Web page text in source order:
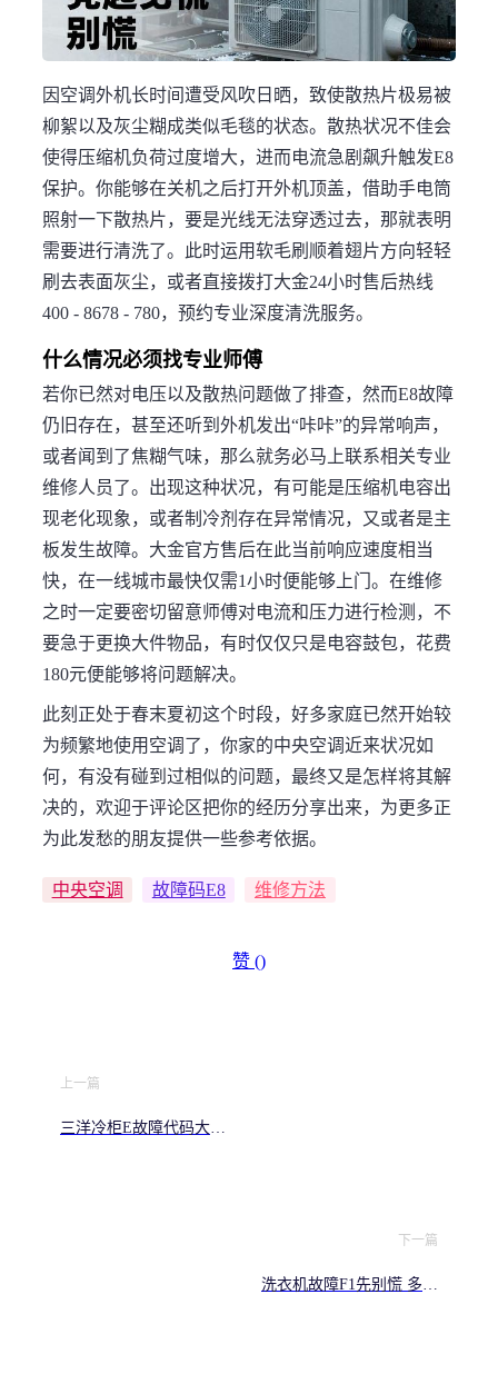
因空调外机长时间遭受风吹日晒，致使散热片极易被
柳絮以及灰尘糊成类似毛毯的状态。散热状况不佳会
使得压缩机负荷过度增大，进而电流急剧飙升触发E8
保护。你能够在关机之后打开外机顶盖，借助手电筒
照射一下散热片，要是光线无法穿透过去，那就表明
需要进行清洗了。此时运用软毛刷顺着翅片方向轻轻
刷去表面灰尘，或者直接拨打大金24小时售后热线
400 - 8678 - 780，预约专业深度清洗服务。
什么情况必须找专业师傅
若你已然对电压以及散热问题做了排查，然而E8故障
仍旧存在，甚至还听到外机发出“咔咔”的异常响声，
或者闻到了焦糊气味，那么就务必马上联系相关专业
维修人员了。出现这种状况，有可能是压缩机电容出
现老化现象，或者制冷剂存在异常情况，又或者是主
板发生故障。大金官方售后在此当前响应速度相当
快，在一线城市最快仅需1小时便能够上门。在维修
之时一定要密切留意师傅对电流和压力进行检测，不
要急于更换大件物品，有时仅仅只是电容鼓包，花费
180元便能够将问题解决。
此刻正处于春末夏初这个时段，好多家庭已然开始较
为频繁地使用空调了，你家的中央空调近来状况如
何，有没有碰到过相似的问题，最终又是怎样将其解
决的，欢迎于评论区把你的经历分享出来，为更多正
为此发愁的朋友提供一些参考依据。
中央空调 故障码E8 维修方法
赞 ()
上一篇
三洋冷柜E故障代码大全
下一篇
洗衣机故障F1先别慌 多半